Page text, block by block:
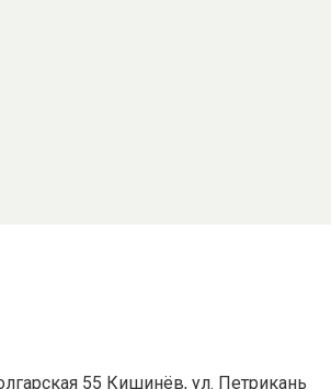
55 Кишинёв, ул. Петрикань